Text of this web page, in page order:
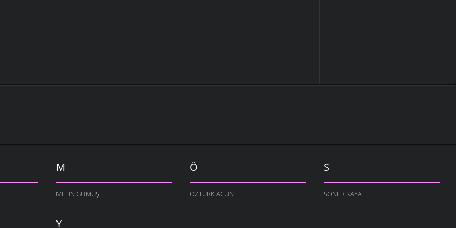
M
METIN GÜMÜŞ
Ö
ÖZTÜRK ACUN
S
SONER KAYA
Y